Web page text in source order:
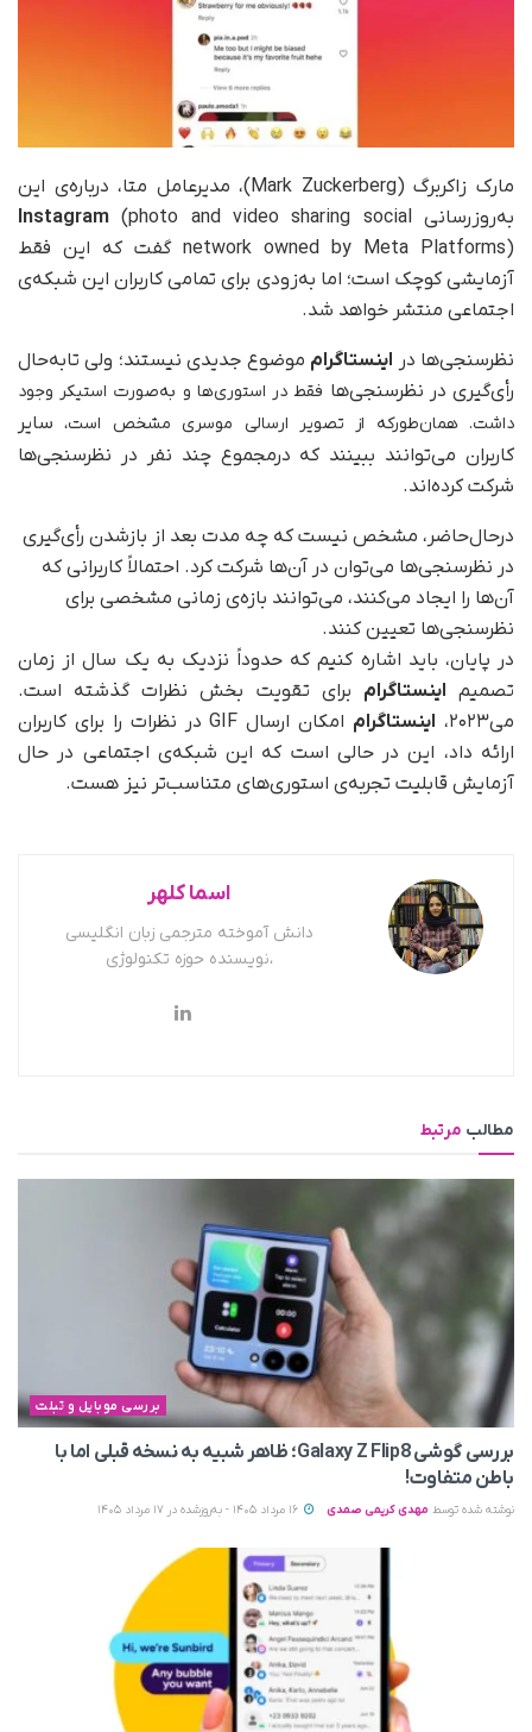
مارک زاکربرگ
(Mark Zuckerberg)، مدیر‌عامل متا، درباره‌ی این
به‌روزرسانی
Instagram (photo and video sharing social
network owned by Meta Platforms) گفت که این فقط
آزمایشی کوچک است؛ اما به‌زودی برای تمامی کاربران این شبکه‌ی
اجتماعی منتشر خواهد شد.
نظرسنجی‌ها در اینستاگرام موضوع جدیدی نیستند؛ ولی تا‌به‌حال
رأی‌گیری در نظرسنجی‌ها فقطدر استوری‌ها و به‌صورت استیکر وجود
داشت. همان‌طور‌که از تصویر ارسالی موسری مشخص است، سایر
کاربران می‌توانند ببینند که در‌مجموع چند نفر در نظرسنجی‌ها
شرکت کرده‌اند.
در‌حال‌حاضر، مشخص نیست که چه مدت بعد از بازشدن رأی‌گیری
در نظرسنجی‌ها می‌توان در آن‌ها شرکت کرد. احتمالاً کاربرانی که
آن‌ها را ایجاد می‌کنند، می‌توانند بازه‌ی زمانی مشخصی برای
نظرسنجی‌ها تعیین کنند.
در پایان، باید اشاره کنیم که حدوداً نزدیک به یک سال از زمان
تصمیم اینستاگرام برای تقویت بخش نظرات گذشته است.
می۲۰۲۳،
اینستاگرام
امکان ارسال GIF در نظرات را برای کاربران
ارائه داد، این در حالی است که این شبکه‌ی اجتماعی در حال
آزمایش قابلیت تجربه‌ی استوری‌های متناسب‌تر نیز هست.
اسما کلهر
دانش آموخته مترجمی زبان انگلیسی
،نویسنده حوزه تکنولوژی
مطالب مرتبط
بررسی موبایل و تبلت
بررسی گوشی Galaxy Z Flip8؛ ظاهر شبیه به نسخه قبلی اما با
باطن متفاوت!
نوشته شده توسط مهدی کریمی صمدی